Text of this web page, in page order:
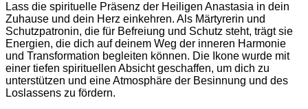
Lass die spirituelle Präsenz der Heiligen Anastasia in dein
Zuhause und dein Herz einkehren. Als Märtyrerin und
Schutzpatronin, die für Befreiung und Schutz steht, trägt sie
Energien, die dich auf deinem Weg der inneren Harmonie
und Transformation begleiten können. Die Ikone wurde mit
einer tiefen spirituellen Absicht geschaffen, um dich zu
unterstützen und eine Atmosphäre der Besinnung und des
Loslassens zu fördern.